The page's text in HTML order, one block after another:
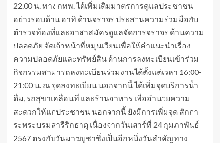
22.00 น. ทาง กทพ. ได้เพิ่มเติมมาตรการดูแลประชาชน
อย่างรอบด้าน อาทิ ด้านจราจร ประสานความร่วมมือกับ
ตำรวจท้องที่และอาสาสมัครดูแลจัดการจราจร ด้านความ
ปลอดภัย จัดเจ้าหน้าที่หมุนเวียนเพื่อให้คำแนะนำเรื่อง
ความปลอดภัยและทรัพย์สิน ด้านการลงทะเบียนเข้าร่วม
กิจกรรมสามารถลงทะเบียนร่วมงานได้ตั้งแต่เวลา 16:00-
21:00 น. ณ จุดลงทะเบียน นอกจากนี้ ได้เพิ่มจุดบริการน้ำ
ดื่ม, รถสุขาเคลื่อนที่ และร้านอาหาร เพื่ออำนวยความ
สะดวกให้แก่ประชาชน นอกจากนี้ ยังมีการเพิ่มจุด สักกา
ระพระบรมสารีริกธาตุ เนื่องจากวันเสาร์ที่ 24 กุมภาพันธ์
2567 ตรงกับวันมาฆบูชาซึ่งเป็นอีกหนึ่งวันสำคัญทาง